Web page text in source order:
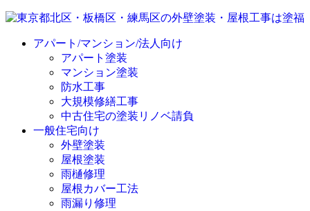
アパート/マンション/法人向け
アパート塗装
マンション塗装
防水工事
大規模修繕工事
中古住宅の塗装リノベ請負
一般住宅向け
外壁塗装
屋根塗装
雨樋修理
屋根カバー工法
雨漏り修理